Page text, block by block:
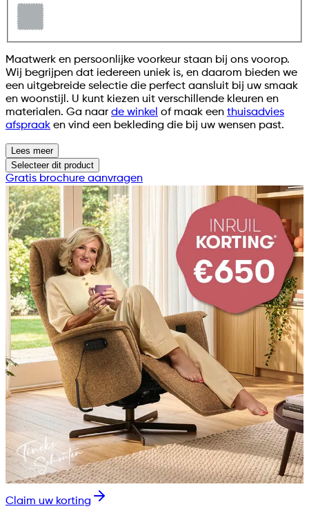
Maatwerk en persoonlijke voorkeur staan bij ons voorop.
Wij begrijpen dat iedereen uniek is, en daarom bieden we
een uitgebreide selectie die perfect aansluit bij uw smaak
en woonstijl. U kunt kiezen uit verschillende kleuren en
materialen. Ga naar de winkel of maak een thuisadvies
afspraak en vind een bekleding die bij uw wensen past.
Lees meer
Selecteer dit product
Gratis brochure aanvragen
Claim uw korting